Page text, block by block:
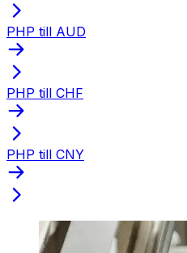
PHP till AUD
PHP till CHF
PHP till CNY